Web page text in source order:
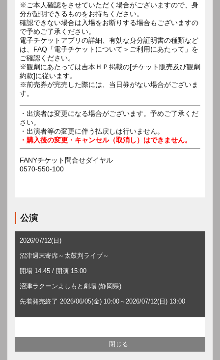
※ご本人確認をさせていただく場合がございますので、身
分が証明できるものをお持ちください。
確認できない場合は入場をお断りする場合もございますの
で予めご了承ください。
電子チケットアプリの詳細、有効な身分証明書の種類など
は、FAQ「電子チケットについて＞ご利用にあたって」を
ご確認ください。
※観劇にあたっては吉本ＨＰ掲載の[チケット販売及び観劇
約款]に従います。
※前売券が完売した際には、当日券がない場合がございま
す。
・出演者は変更になる場合がございます。予めご了承くだ
さい。
・出演者等の変更に伴う払戻しは行いません。
・購入後の変更・キャンセル（取消し）はできません。
FANYチケット問合せダイヤル
0570-550-100
公演
2026/07/12(日)
沼津週末寄席～太鼓判ライブ～
開場 14:45 / 開演 15:00
沼津ラクーンよしもと劇場 (静岡県)
先着発売終了 2026/06/05(金) 10:00～2026/07/12(日) 13:00